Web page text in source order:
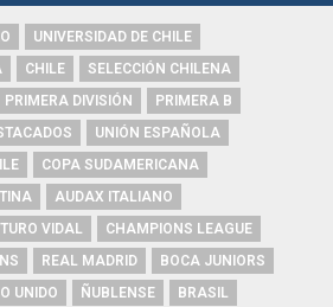
UNIVERSIDAD DE CHILE
CHILE
SELECCIÓN CHILENA
PRIMERA DIVISIÓN
PRIMERA B
UNIÓN ESPAÑOLA
COPA SUDAMERICANA
AUDAX ITALIANO
VIDAL
CHAMPIONS LEAGUE
REAL MADRID
BOCA JUNIORS
UNIDO ÑUBLENSE
BRASIL